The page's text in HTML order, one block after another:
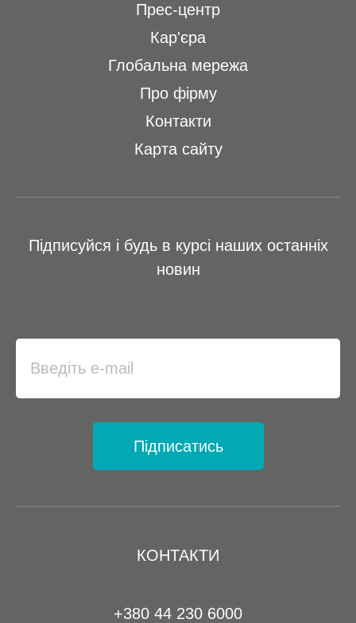
КОНТАКТИ
+380 44 230 6000
Прес-центр
Кар'єра
Глобальна мережа
Про фірму
Контакти
Карта сайту
Підписуйся і будь в курсі наших останніх
новин
Підписатись